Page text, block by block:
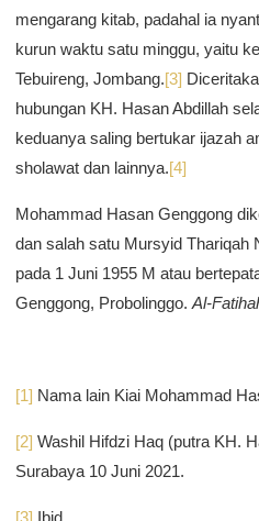
mengarang kitab, padahal ia
kurun waktu satu minggu, yaitu
Tebuireng, Jombang.[3]
hubungan KH. Hasan Abdillah
keduanya saling bertukar ijazah
sholawat dan lainnya.[4]
Mohammad Hasan Genggong
dan salah satu Mursyid Thariqah
pada 1 Juni 1955 M atau
Genggong, Probolinggo. Al-
[1] Nama lain Kiai Mohammad
[2] Washil Hifdzi Haq (putra KH.
Surabaya 10 Juni 2021.
[3] Ibid.